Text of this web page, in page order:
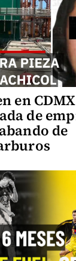
en
de
de